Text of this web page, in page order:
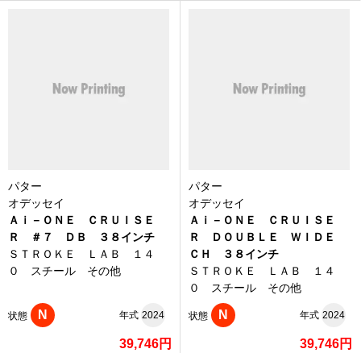
パター
オデッセイ
Ａｉ－ＯＮＥ ＣＲＵＩＳＥ
Ｒ ＃７ ＤＢ ３８インチ
ＳＴＲＯＫＥ ＬＡＢ １４
０ スチール その他
状態 N 年式 2024
39,746円
パター
オデッセイ
Ａｉ－ＯＮＥ ＣＲＵＩＳＥ
Ｒ ＤＯＵＢＬＥ ＷＩＤＥ
ＣＨ ３８インチ
ＳＴＲＯＫＥ ＬＡＢ １４
０ スチール その他
状態 N 年式 2024
39,746円